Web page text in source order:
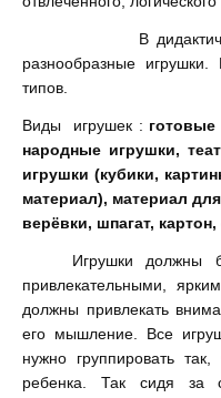
В дидактических
разнообразные
типов.
Виды игрушек :
народные игрушки,
игрушки (кубики,
материал), материал
верёвки, шпагат,
Игрушки должны
привлекательными,
должны привлекать
его мышление. Все
нужно группировать
ребенка. Так сидя за